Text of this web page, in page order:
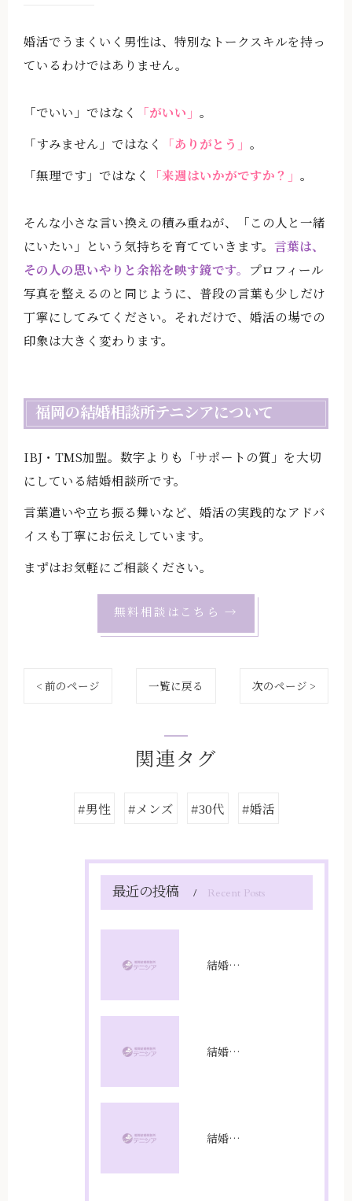
婚活でうまくいく男性は、特別なトークスキルを持っ
ているわけではありません。
「でいい」ではなく 「がいい」 。
「すみません」ではなく
「ありがとう」 。
「無理です」ではなく
「来週はいかがですか？」 。
そんな小さな言い換えの積み重ねが、「この人と一緒
にいたい」という気持ちを育てていきます。 言葉は、
その人の思いやりと余裕を映す鏡です。 プロフィール
写真を整えるのと同じように、普段の言葉も少しだけ
丁寧にしてみてください。それだけで、婚活の場での
印象は大きく変わります。
福岡の結婚相談所テニシアについて
IBJ・TMS加盟。数字よりも「サポートの質」を大切
にしている結婚相談所です。
言葉遣いや立ち振る舞いなど、婚活の実践的なアドバ
イスも丁寧にお伝えしています。
まずはお気軽にご相談ください。
無料相談はこちら →
< 前のページ 一覧に戻る 次のページ >
関連タグ
#男性 #メンズ #30代 #婚活
最近の投稿 Recent Posts
結婚相談所の欠点を知り福岡県福岡市で理想の出会いを叶えるための注意点
結婚相談所満足度の本音と成婚率を徹底解剖し成功への選び方を実体験から解説
結婚相談所プラン比較で福岡県福岡市のコスパと成婚率を徹底分析